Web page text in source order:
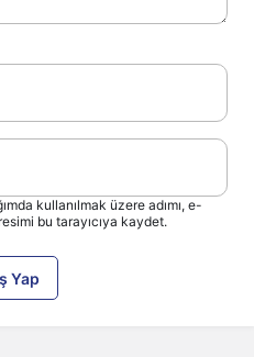
kullanılmak üzere adımı, e-
bu tarayıcıya kaydet.
Yap